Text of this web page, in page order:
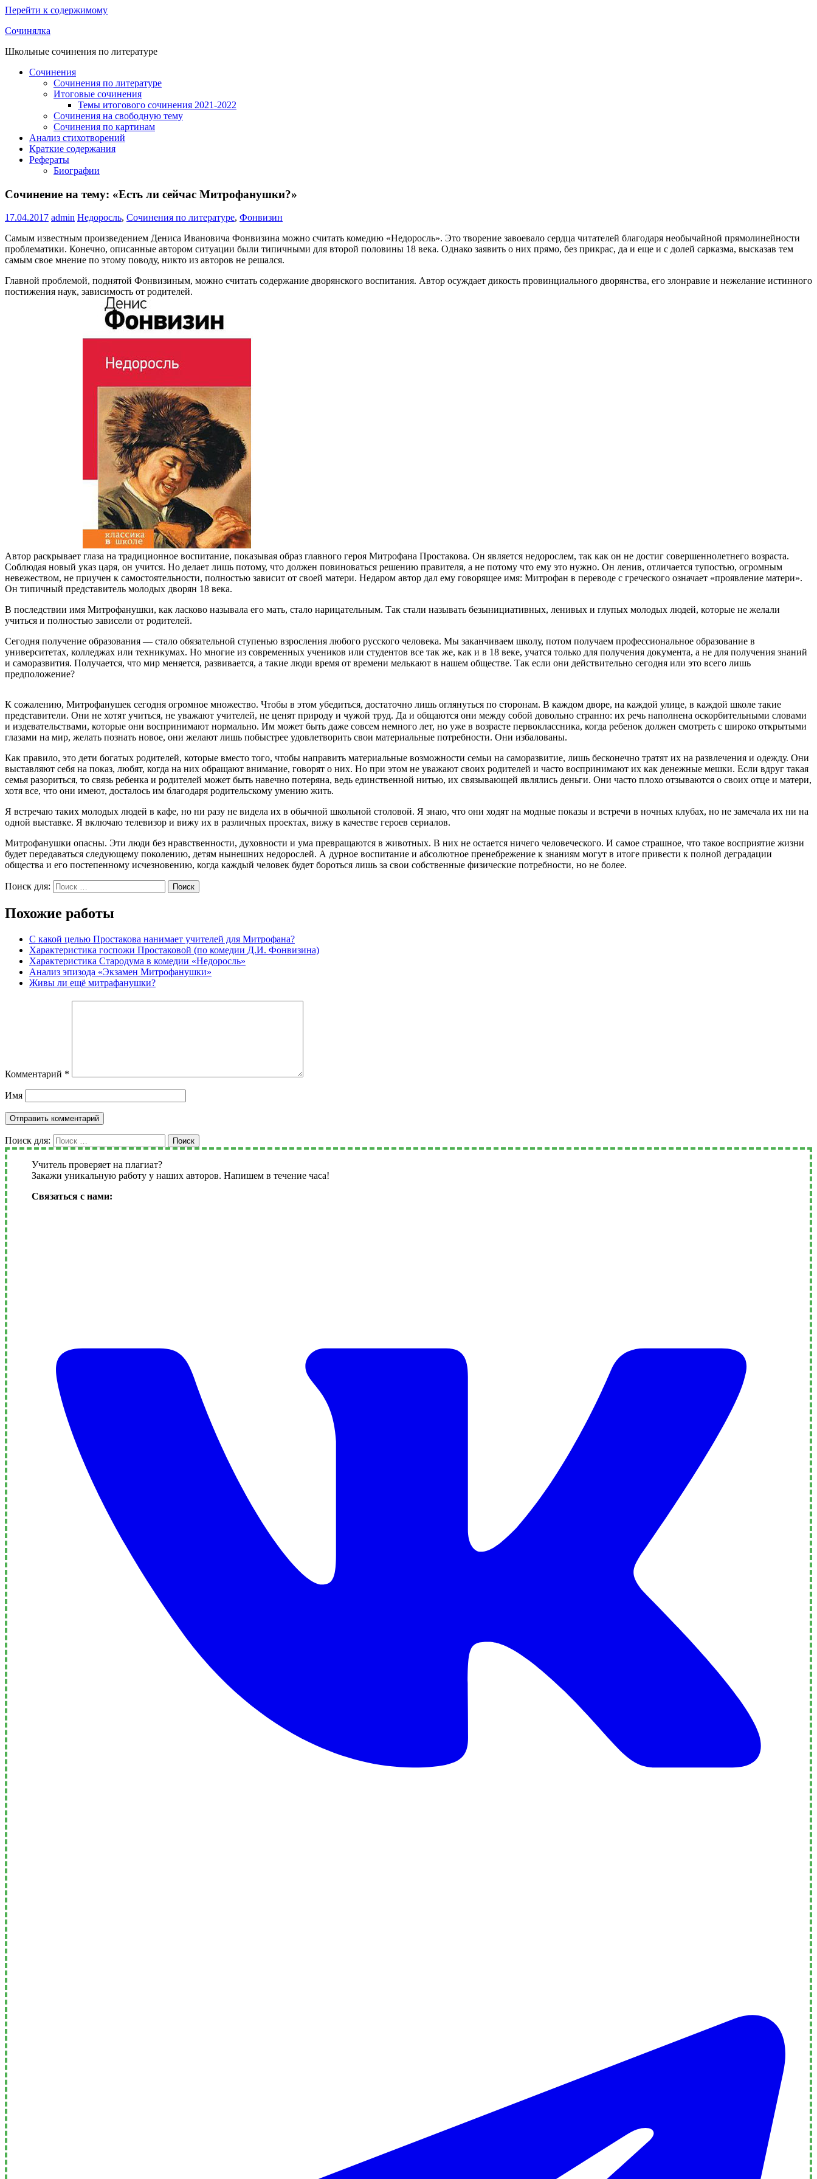
Перейти к содержимому
Сочинялка
Школьные сочинения по литературе
Сочинения
Сочинения по литературе
Итоговые сочинения
Темы итогового сочинения 2021-2022
Сочинения на свободную тему
Сочинения по картинам
Анализ стихотворений
Краткие содержания
Рефераты
Биографии
Сочинение на тему: «Есть ли сейчас Митрофанушки?»
17.04.2017 admin Недоросль, Сочинения по литературе, Фонвизин
Самым известным произведением Дениса Ивановича Фонвизина можно считать комедию «Недоросль». Это творение завоевало сердца читателей благодаря необычайной прямолинейности
проблематики. Конечно, описанные автором ситуации были типичными для второй половины 18 века. Однако заявить о них прямо, без прикрас, да и еще и с долей сарказма, высказав тем
самым свое мнение по этому поводу, никто из авторов не решался.
Главной проблемой, поднятой Фонвизиным, можно считать содержание дворянского воспитания. Автор осуждает дикость провинциального дворянства, его злонравие и нежелание истинного
постижения наук, зависимость от родителей.
Автор раскрывает глаза на традиционное воспитание, показывая образ главного героя Митрофана Простакова. Он является недорослем, так как он не достиг совершеннолетнего возраста.
Соблюдая новый указ царя, он учится. Но делает лишь потому, что должен повиноваться решению правителя, а не потому что ему это нужно. Он ленив, отличается тупостью, огромным
невежеством, не приучен к самостоятельности, полностью зависит от своей матери. Недаром автор дал ему говорящее имя: Митрофан в переводе с греческого означает «проявление матери».
Он типичный представитель молодых дворян 18 века.
В последствии имя Митрофанушки, как ласково называла его мать, стало нарицательным. Так стали называть безынициативных, ленивых и глупых молодых людей, которые не желали
учиться и полностью зависели от родителей.
Сегодня получение образования — стало обязательной ступенью взросления любого русского человека. Мы заканчиваем школу, потом получаем профессиональное образование в
университетах, колледжах или техникумах. Но многие из современных учеников или студентов все так же, как и в 18 веке, учатся только для получения документа, а не для получения знаний
и саморазвития. Получается, что мир меняется, развивается, а такие люди время от времени мелькают в нашем обществе. Так если они действительно сегодня или это всего лишь
предположение?
К сожалению, Митрофанушек сегодня огромное множество. Чтобы в этом убедиться, достаточно лишь оглянуться по сторонам. В каждом дворе, на каждой улице, в каждой школе такие
представители. Они не хотят учиться, не уважают учителей, не ценят природу и чужой труд. Да и общаются они между собой довольно странно: их речь наполнена оскорбительными словами
и издевательствами, которые они воспринимают нормально. Им может быть даже совсем немного лет, но уже в возрасте первоклассника, когда ребенок должен смотреть с широко открытыми
глазами на мир, желать познать новое, они желают лишь побыстрее удовлетворить свои материальные потребности. Они избалованы.
Как правило, это дети богатых родителей, которые вместо того, чтобы направить материальные возможности семьи на саморазвитие, лишь бесконечно тратят их на развлечения и одежду. Они
выставляют себя на показ, любят, когда на них обращают внимание, говорят о них. Но при этом не уважают своих родителей и часто воспринимают их как денежные мешки. Если вдруг такая
семья разориться, то связь ребенка и родителей может быть навечно потеряна, ведь единственной нитью, их связывающей являлись деньги. Они часто плохо отзываются о своих отце и матери,
хотя все, что они имеют, досталось им благодаря родительскому умению жить.
Я встречаю таких молодых людей в кафе, но ни разу не видела их в обычной школьной столовой. Я знаю, что они ходят на модные показы и встречи в ночных клубах, но не замечала их ни на
одной выставке. Я включаю телевизор и вижу их в различных проектах, вижу в качестве героев сериалов.
Митрофанушки опасны. Эти люди без нравственности, духовности и ума превращаются в животных. В них не остается ничего человеческого. И самое страшное, что такое восприятие жизни
будет передаваться следующему поколению, детям нынешних недорослей. А дурное воспитание и абсолютное пренебрежение к знаниям могут в итоге привести к полной деградации
общества и его постепенному исчезновению, когда каждый человек будет бороться лишь за свои собственные физические потребности, но не более.
Поиск для: Поиск
Похожие работы
С какой целью Простакова нанимает учителей для Митрофана?
Характеристика госпожи Простаковой (по комедии Д.И. Фонвизина)
Характеристика Стародума в комедии «Недоросль»
Анализ эпизода «Экзамен Митрофанушки»
Живы ли ещё митрафанушки?
Комментарий *
Имя
Поиск для: Поиск
Учитель проверяет на плагиат?
Закажи уникальную работу у наших авторов. Напишем в течение часа!
Связаться с нами: